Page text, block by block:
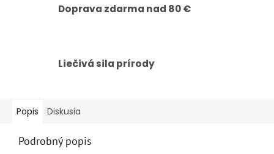
Doprava zdarma nad 80 €
Liečivá sila prírody
Popis Diskusia
Podrobný popis